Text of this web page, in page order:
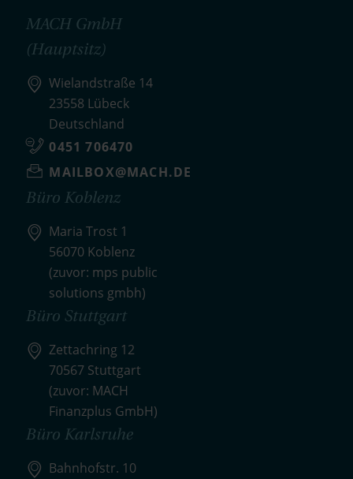
MACH GmbH
(Hauptsitz)
Wielandstraße 14
23558 Lübeck
Deutschland
0451 706470
MAILBOX@MACH.DE
Büro Koblenz
Maria Trost 1
56070 Koblenz
(zuvor: mps public
solutions gmbh)
Büro Stuttgart
Zettachring 12
70567 Stuttgart
(zuvor: MACH
Finanzplus GmbH)
Büro Karlsruhe
Bahnhofstr. 10